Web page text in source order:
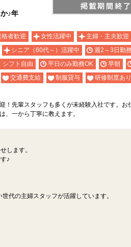
♪年
者歓迎 女性活躍中
主婦・主夫歓迎
シニア（60代～）活躍中
週2～3日勤
シフト自由 平日のみ勤務OK
早朝
交通費支給 制服貸与 研修制度あり
！先輩スタッフも多くが未経験入社です。お
、一から丁寧に教えます。
します。
♪
代の主婦スタッフが活躍しています。